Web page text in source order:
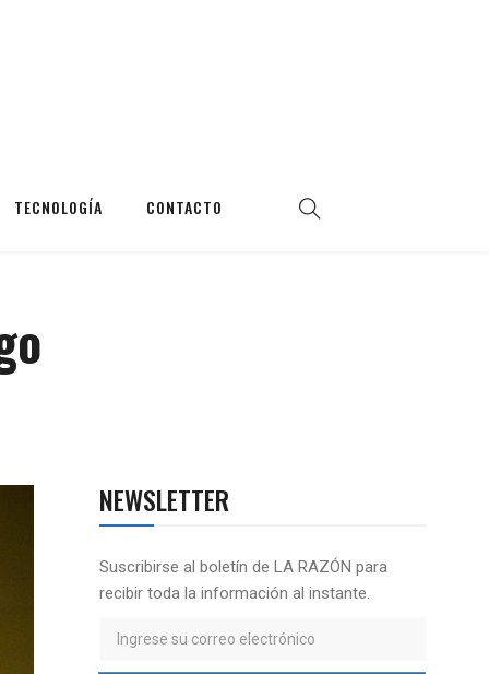
TECNOLOGÍA CONTACTO
NEWSLETTER
Suscribirse al boletín de LA RAZÓN para
recibir toda la información al instante.